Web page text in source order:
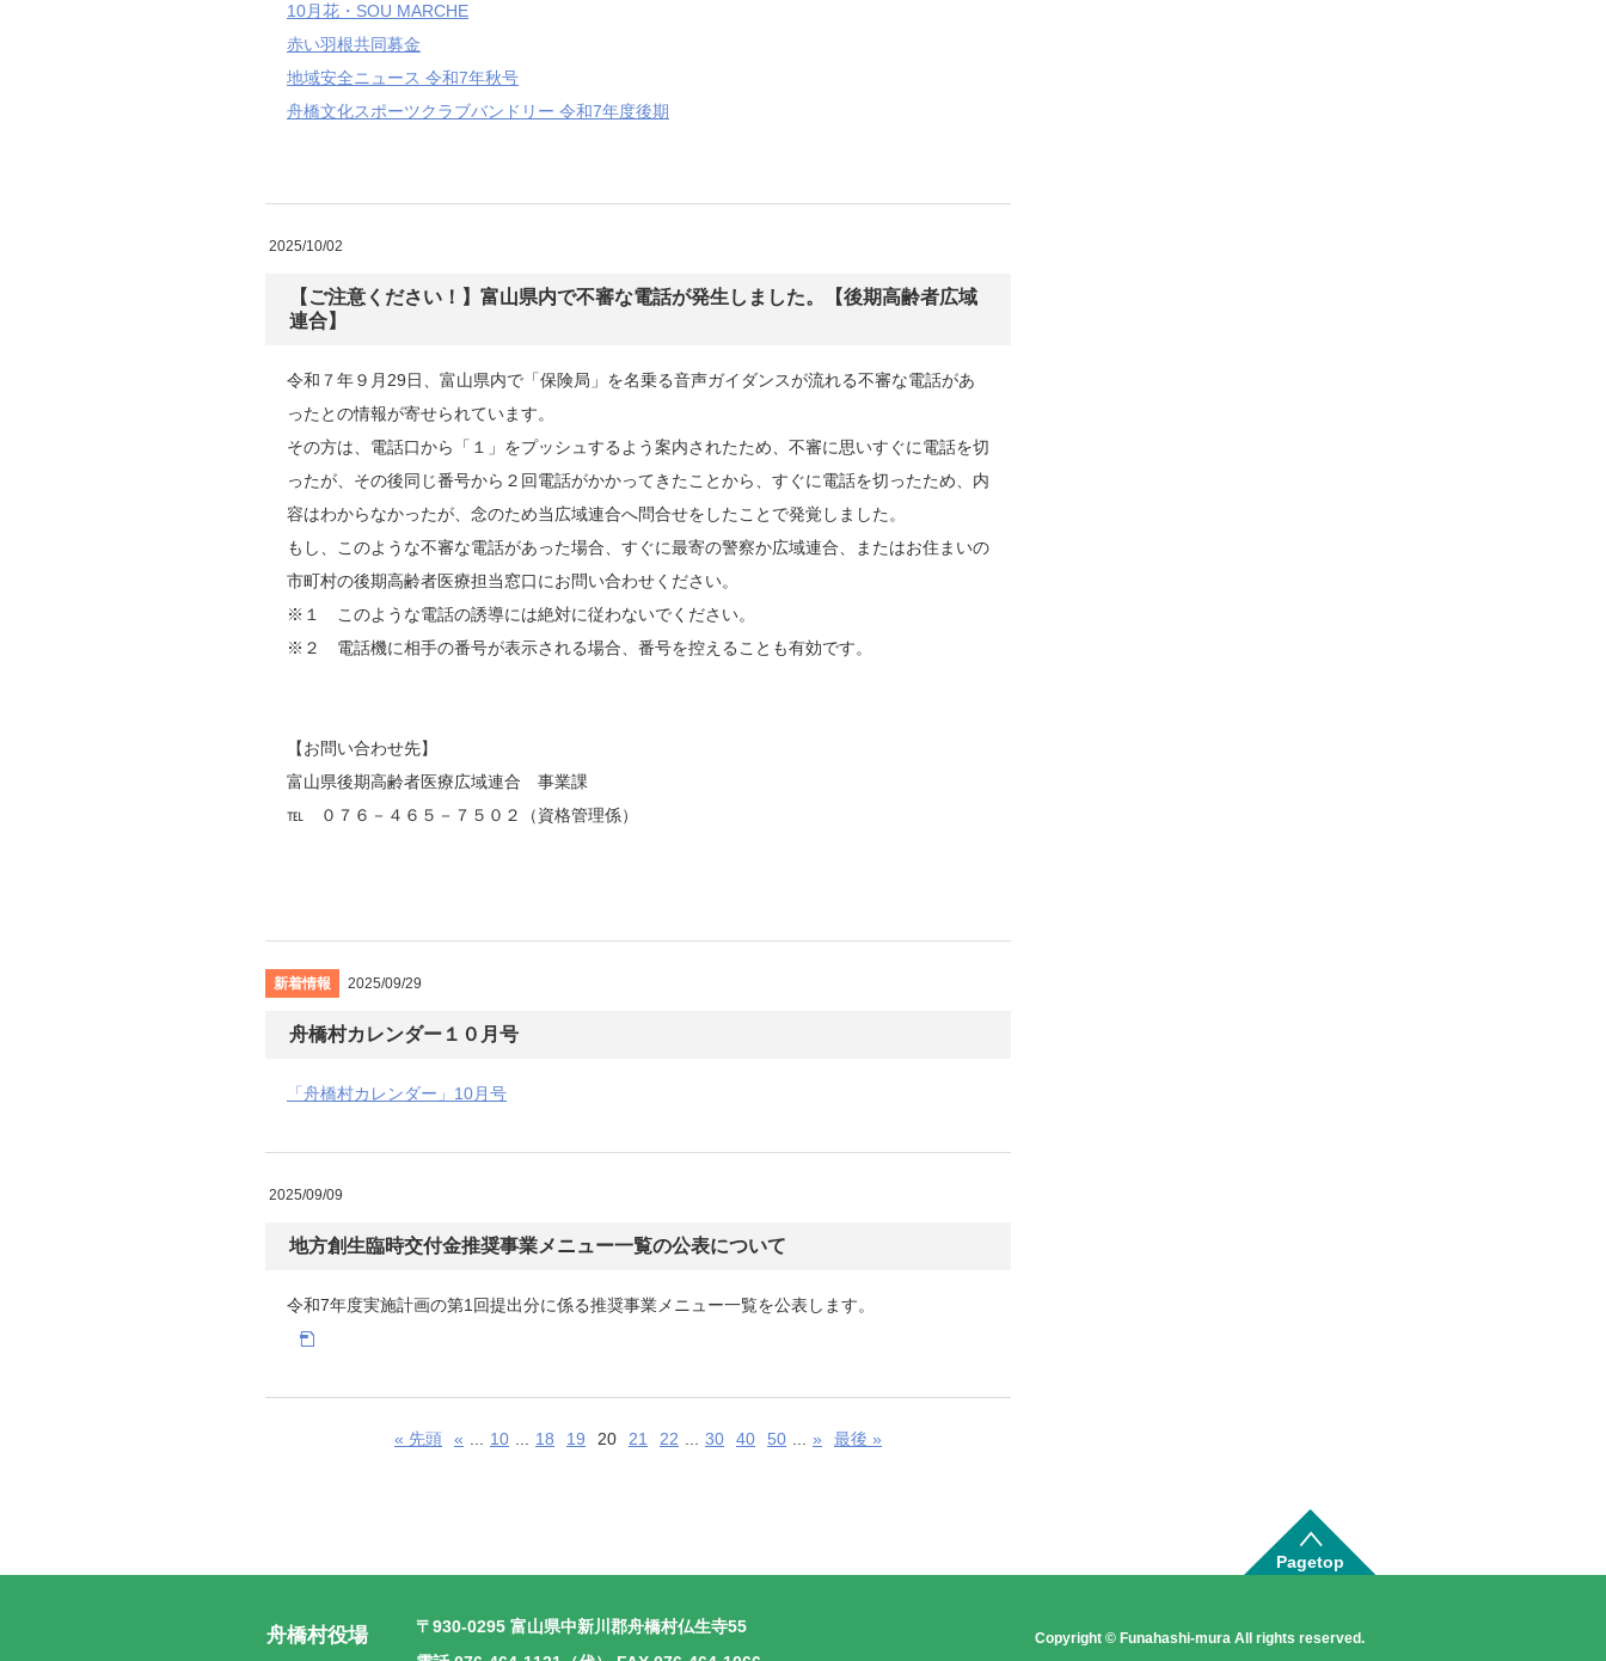
10月花・SOU MARCHE
赤い羽根共同募金
地域安全ニュース 令和7年秋号
舟橋文化スポーツクラブバンドリー 令和7年度後期
2025/10/02
【ご注意ください！】富山県内で不審な電話が発生しました。【後期高齢者広域
連合】
令和７年９月29日、富山県内で「保険局」を名乗る音声ガイダンスが流れる不審な電話があ
ったとの情報が寄せられています。
その方は、電話口から「１」をプッシュするよう案内されたため、不審に思いすぐに電話を切
ったが、その後同じ番号から２回電話がかかってきたことから、すぐに電話を切ったため、内
容はわからなかったが、念のため当広域連合へ問合せをしたことで発覚しました。
もし、このような不審な電話があった場合、すぐに最寄の警察か広域連合、またはお住まいの
市町村の後期高齢者医療担当窓口にお問い合わせください。
※１ このような電話の誘導には絶対に従わないでください。
※２ 電話機に相手の番号が表示される場合、番号を控えることも有効です。
【お問い合わせ先】
富山県後期高齢者医療広域連合 事業課
℡ ０７６－４６５－７５０２（資格管理係）
新着情報 2025/09/29
舟橋村カレンダー１０月号
「舟橋村カレンダー」10月号
2025/09/09
地方創生臨時交付金推奨事業メニュー一覧の公表について
令和7年度実施計画の第1回提出分に係る推奨事業メニュー一覧を公表します。
« 先頭 « 10 18 19 20 21 22 30 40 50 » 最後 »
Pagetop
舟橋村役場 〒930-0295 富山県中新川郡舟橋村仏生寺55
Copyright © Funahashi-mura All rights reserved.